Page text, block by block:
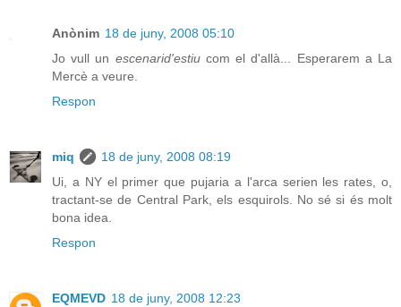
Anònim 18 de juny, 2008 05:10
Jo vull un escenarid'estiucom el d'allà... Esperarem a La
Mercè a veure.
Respon
miq
18 de juny, 2008 08:19
Ui, a NY el primer que pujaria a l'arca serien les rates, o,
tractant-se de Central Park, els esquirols. No sé si és molt
bona idea.
Respon
EQMEVD 18 de juny, 2008 12:23